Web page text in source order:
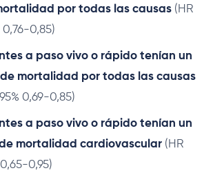
por todas las causas (HR
0,76-0,85)
a paso vivo o rápido tenían un
de mortalidad por todas las causas
0,69-0,85)
a paso vivo o rápido tenían un
de mortalidad cardiovascular (HR
0,95)